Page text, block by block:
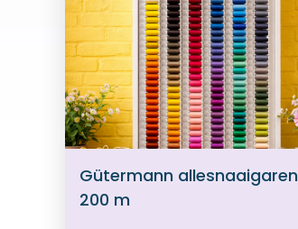
Gütermann allesnaaigaren
200 m